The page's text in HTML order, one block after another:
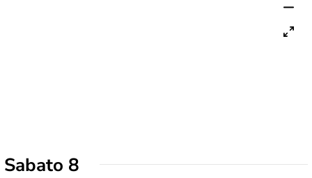
Sabato 8